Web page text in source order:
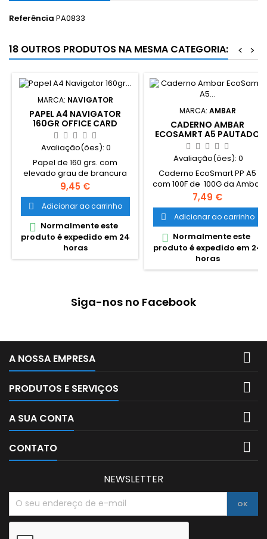
Referência PA0833
18 OUTROS PRODUTOS NA MESMA CATEGORIA: >
<
MARCA: NAVIGATOR
PAPEL A4 NAVIGATOR
160GR OFFICE CARD
Avaliação(ões): 0
Papel de 160 grs. com
elevado grau de brancura
da marca NAVIGATOR
Adequado para
imprimir documentos e
folhetos de
apresentação com
qualidade superior.
Preço
9,45 €
 Adicionar ao carrinho
 Normalmente este
produto é expedido em 24
horas
MARCA: AMBAR
CADERNO AMBAR
ECOSAMRT A5 PAUTADO
100FL AZUL COBALTO
Avaliação(ões): 0
Caderno EcoSmart PP A5
com 100F de 100G da Ambar
com elástico Caderno
personalizável com um
design ultra flexível que
possibilita adicionar, retirar,
reorganizar e reposicionar
capa, contracapa, páginas e
outros acessórios como por
exemplo separadores e
muito resistente, com
Preço
7,49 €
 Adicionar ao carrinho
 Normalmente este
produto é expedido em 24
horas
Siga-nos no Facebook
A NOSSA EMPRESA 
PRODUTOS E SERVIÇOS 
A SUA CONTA 
CONTATO 
NEWSLETTER